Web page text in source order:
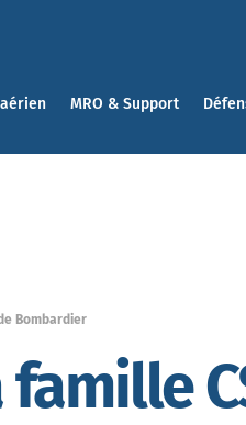
MRO & Support
Bombardier
famille